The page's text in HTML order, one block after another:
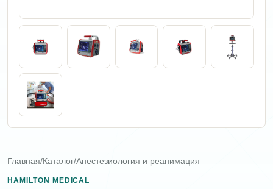
Главная/Каталог/Анестезиология и реанимация
HAMILTON MEDICAL